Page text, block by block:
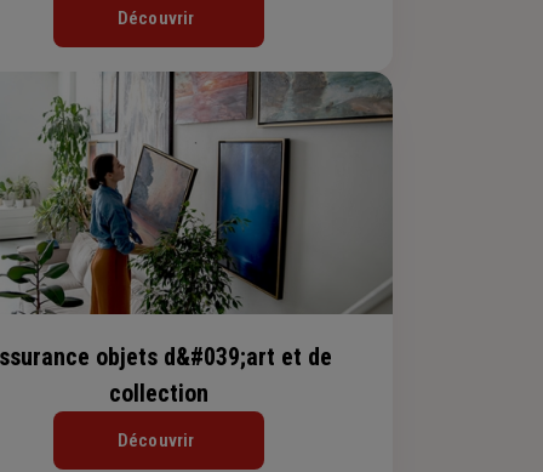
Découvrir
objets d&#039;art et de
collection
Découvrir